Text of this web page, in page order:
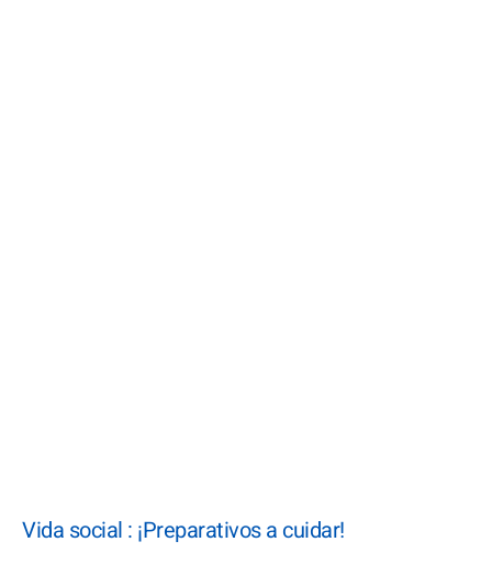
Vida social : ¡Preparativos a cuidar!